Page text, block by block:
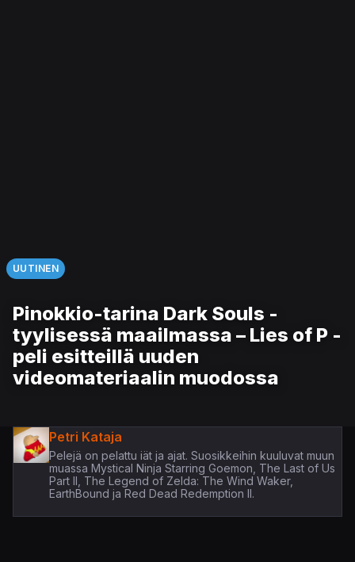
UUTINEN
Pinokkio-tarina Dark Souls -
tyylisessä maailmassa – Lies of P -
peli esitteillä uuden
videomateriaalin muodossa
Petri Kataja
Pelejä on pelattu iät ja ajat. Suosikkeihin kuuluvat muun
muassa Mystical Ninja Starring Goemon, The Last of Us
Part II, The Legend of Zelda: The Wind Waker,
EarthBound ja Red Dead Redemption II.